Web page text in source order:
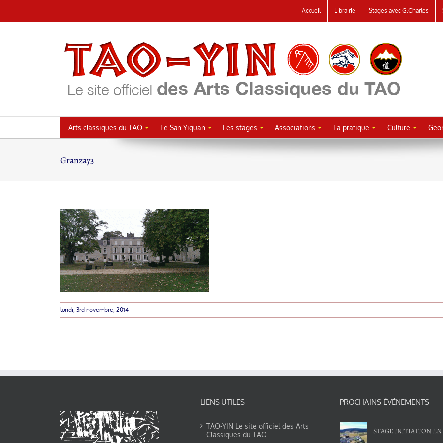
au
Accueil Librairie Stages avec G.Charles
Arts classiques du TAO Le San Yiquan Les stages Associations La pratique Culture
Granzay3
lundi, 3rd novembre, 2014
LIENS UTILES
TAO-YIN Le site officiel des Arts
Classiques du TAO
PROCHAINS ÉVÉNEMENTS
STAGE INITIATION EN